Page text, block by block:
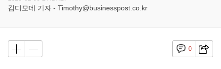
김디모데 기자 - Timothy@businesspost.co.kr
0